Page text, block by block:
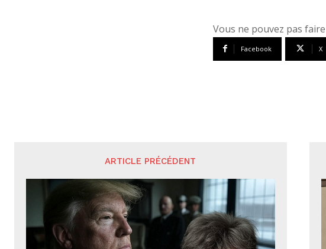
Vous ne pouvez pas
Facebook X
ARTICLE PRÉCÉDENT